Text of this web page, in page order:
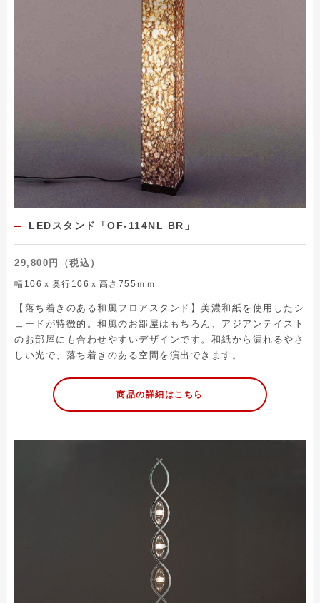
LEDスタンド「OF-114NL BR」
29,800円（税込）
幅106ｘ奥行106ｘ高さ755ｍｍ
【落ち着きのある和風フロアスタンド】美濃和紙を使用したシ
ェードが特徴的。和風のお部屋はもちろん、アジアンテイスト
のお部屋にも合わせやすいデザインです。和紙から漏れるやさ
しい光で、落ち着きのある空間を演出できます。
商品の詳細はこちら